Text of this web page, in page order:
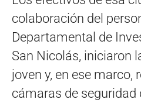
colaboración del
Departamental de
San Nicolás, iniciaron
joven y, en ese marco,
cámaras de seguridad